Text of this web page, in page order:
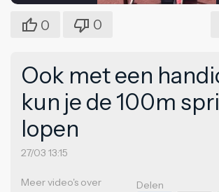
0 0
Ook met een
kun je de 100m
lopen
27/03 13:15
Meer video's over
Delen